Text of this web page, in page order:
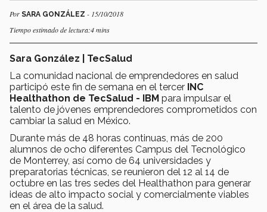
Por SARA GONZÁLEZ - 15/10/2018
Tiempo estimado de lectura:4 mins
Sara González | TecSalud
La comunidad nacional de emprendedores en salud
participó este fin de semana en el tercer INC
Healthathon de TecSalud - IBM para impulsar el
talento de jóvenes emprendedores comprometidos con
cambiar la salud en México.
Durante más de 48 horas continuas, más de 200
alumnos de ocho diferentes Campus del Tecnológico
de Monterrey, así como de 64 universidades y
preparatorias técnicas, se reunieron del 12 al 14 de
octubre en las tres sedes del Healthathon para generar
ideas de alto impacto social y comercialmente viables
en el área de la salud.